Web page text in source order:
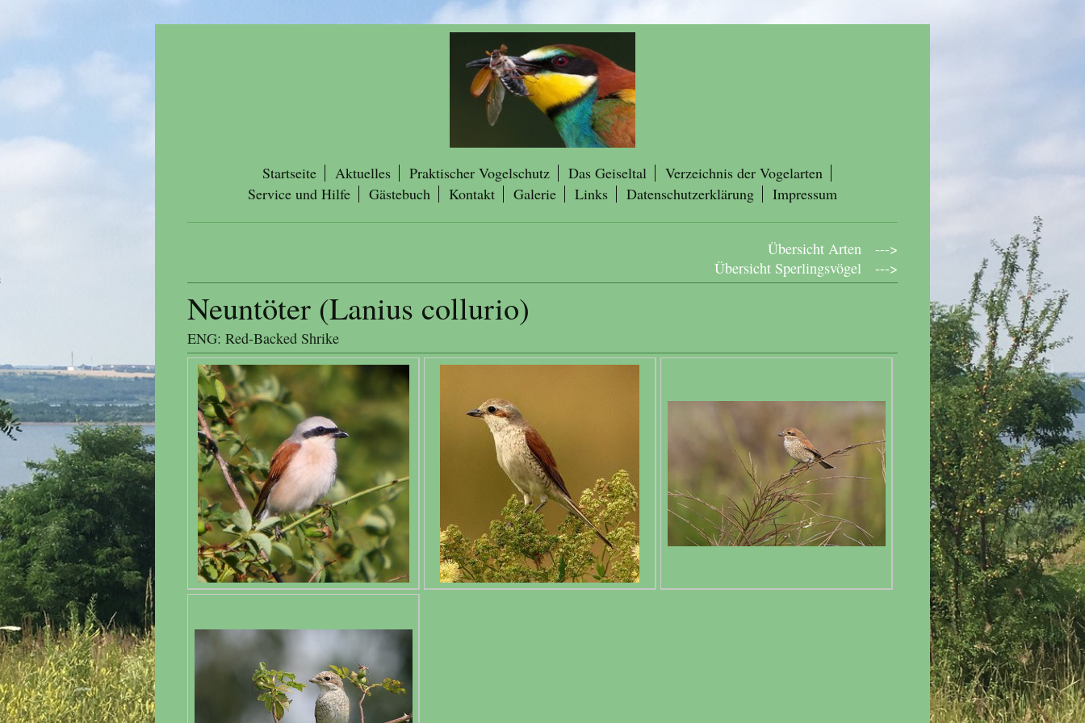
Startseite Aktuelles Praktischer Vogelschutz Das Geiseltal
Verzeichnis der Vogelarten
Service und Hilfe
Gästebuch Kontakt Galerie Links Datenschutzerklärung Impressum
Übersicht Arten --->
Übersicht Sperlingsvögel --->
Neuntöter (Lanius collurio)
ENG: Red-Backed Shrike